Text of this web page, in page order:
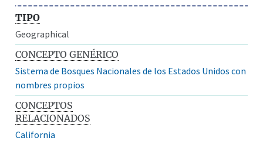
TIPO
Geographical
CONCEPTO GENÉRICO
Sistema de Bosques Nacionales de los Estados Unidos con
nombres propios
CONCEPTOS
RELACIONADOS
California